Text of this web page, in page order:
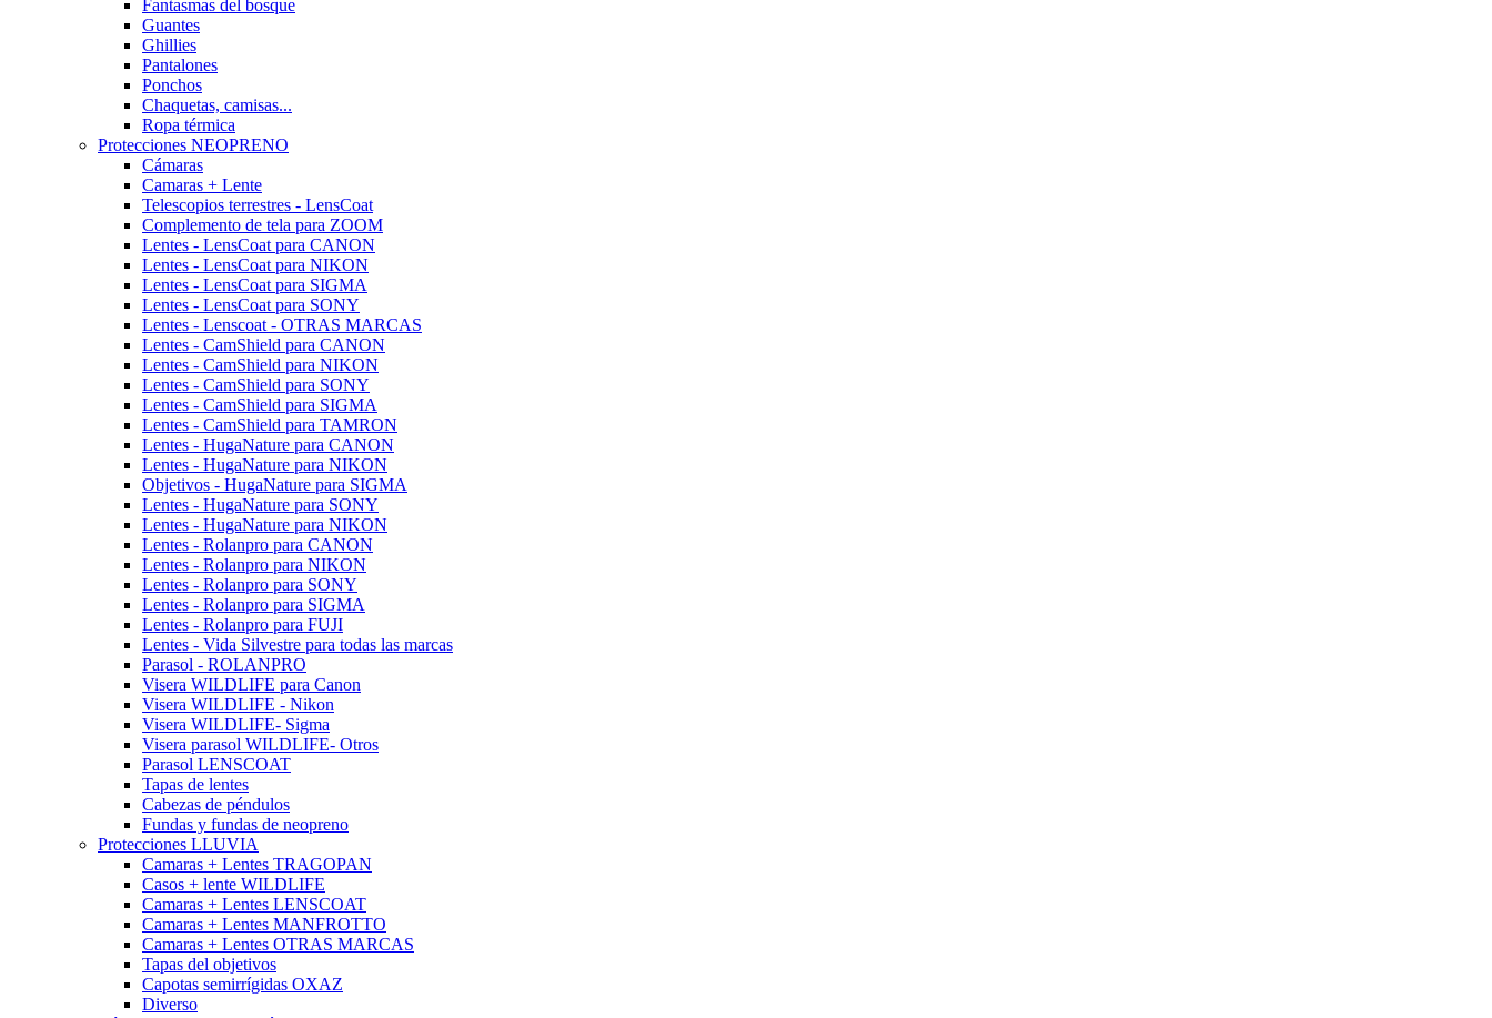
Fantasmas del bosque
Guantes
Ghillies
Pantalones
Ponchos
Chaquetas, camisas...
Ropa térmica
Protecciones NEOPRENO
Cámaras
Camaras + Lente
Telescopios terrestres - LensCoat
Complemento de tela para ZOOM
Lentes - LensCoat para CANON
Lentes - LensCoat para NIKON
Lentes - LensCoat para SIGMA
Lentes - LensCoat para SONY
Lentes - Lenscoat - OTRAS MARCAS
Lentes - CamShield para CANON
Lentes - CamShield para NIKON
Lentes - CamShield para SONY
Lentes - CamShield para SIGMA
Lentes - CamShield para TAMRON
Lentes - HugaNature para CANON
Lentes - HugaNature para NIKON
Objetivos - HugaNature para SIGMA
Lentes - HugaNature para SONY
Lentes - HugaNature para NIKON
Lentes - Rolanpro para CANON
Lentes - Rolanpro para NIKON
Lentes - Rolanpro para SONY
Lentes - Rolanpro para SIGMA
Lentes - Rolanpro para FUJI
Lentes - Vida Silvestre para todas las marcas
Parasol - ROLANPRO
Visera WILDLIFE para Canon
Visera WILDLIFE - Nikon
Visera WILDLIFE- Sigma
Visera parasol WILDLIFE- Otros
Parasol LENSCOAT
Tapas de lentes
Cabezas de péndulos
Fundas y fundas de neopreno
Protecciones LLUVIA
Camaras + Lentes TRAGOPAN
Casos + lente WILDLIFE
Camaras + Lentes LENSCOAT
Camaras + Lentes MANFROTTO
Camaras + Lentes OTRAS MARCAS
Tapas del objetivos
Capotas semirrígidas OXAZ
Diverso